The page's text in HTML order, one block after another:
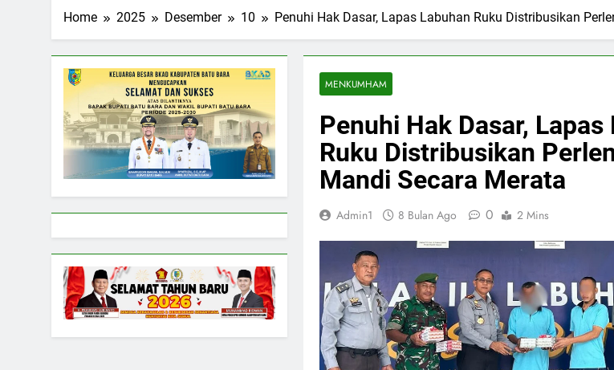
Home 2025 Desember 10 Penuhi Hak Dasar, Lapas Labuhan Ruku Distribusikan
MENKUMHAM
Penuhi Hak Dasar, Lapas
Ruku Distribusikan
Mandi Secara Merata
Admin1 8 Bulan Ago 0 2 Mins